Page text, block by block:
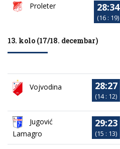
Proleter 28:34
(16 : 19)
13. kolo (17/18. decembar)
Vojvodina 28:27
(14 : 12)
Jugović
Lamagro
29:23
(15 : 13)